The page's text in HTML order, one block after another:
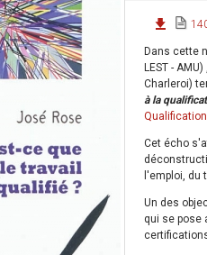
Dans cette
LEST -
Charleroi)
à la
Cet écho
l'emploi, du
Un des
qui se pose